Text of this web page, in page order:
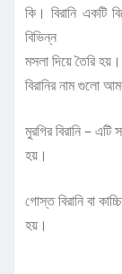
কি। বিরানি একটি
বিভিন্ন
মসলা দিয়ে তৈরি
বিরানির নাম গুলো
মুরগির বিরানি – এটি
হয়।
গোস্ত বিরানি বা
হয়।